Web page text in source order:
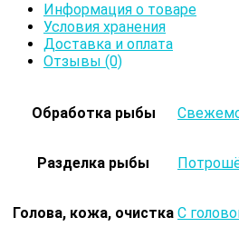
Информация о товаре
Условия хранения
Доставка и оплата
Отзывы (0)
Обработка рыбы
Разделка рыбы
Голова, кожа, очистка С